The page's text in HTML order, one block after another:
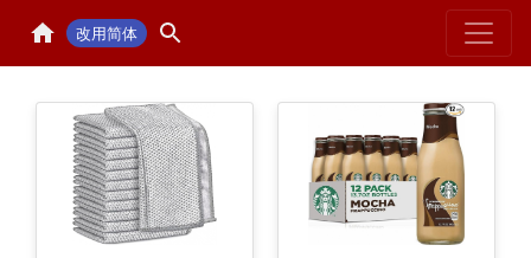
改用简体 Home